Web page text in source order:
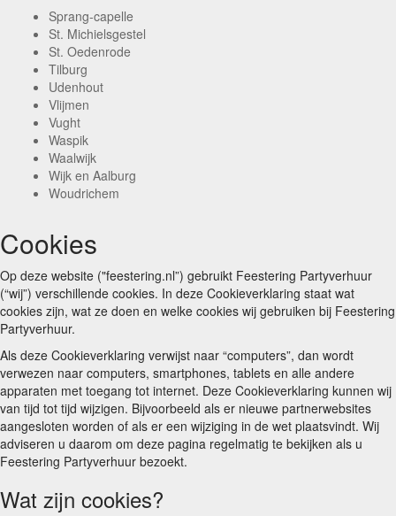
Sprang-capelle
St. Michielsgestel
St. Oedenrode
Tilburg
Udenhout
Vlijmen
Vught
Waspik
Waalwijk
Wijk en Aalburg
Woudrichem
Cookies
Op deze website ("feestering.nl”) gebruikt Feestering Partyverhuur
(“wij”) verschillende cookies. In deze Cookieverklaring staat wat
cookies zijn, wat ze doen en welke cookies wij gebruiken bij Feestering
Partyverhuur.
Als deze Cookieverklaring verwijst naar “computers”, dan wordt
verwezen naar computers, smartphones, tablets en alle andere
apparaten met toegang tot internet. Deze Cookieverklaring kunnen wij
van tijd tot tijd wijzigen. Bijvoorbeeld als er nieuwe partnerwebsites
aangesloten worden of als er een wijziging in de wet plaatsvindt. Wij
adviseren u daarom om deze pagina regelmatig te bekijken als u
Feestering Partyverhuur bezoekt.
Wat zijn cookies?